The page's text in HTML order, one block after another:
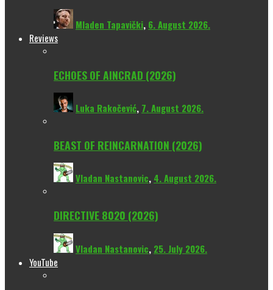
Mladen Tapavički, 6. August 2026.
Reviews
ECHOES OF AINCRAD (2026)
Luka Rakočević, 7. August 2026.
BEAST OF REINCARNATION (2026)
Vladan Nastanovic, 4. August 2026.
DIRECTIVE 8020 (2026)
Vladan Nastanovic, 25. July 2026.
YouTube